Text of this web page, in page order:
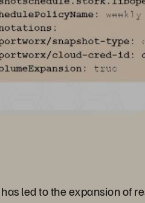
led to the expansion of